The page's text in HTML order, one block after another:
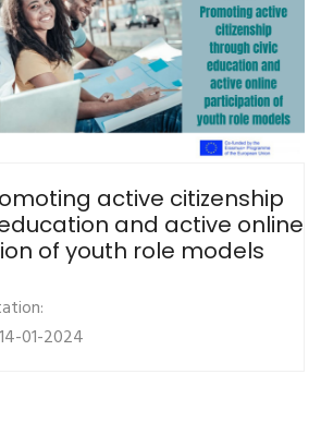
active citizenship
and active online
of youth role models
01-2024